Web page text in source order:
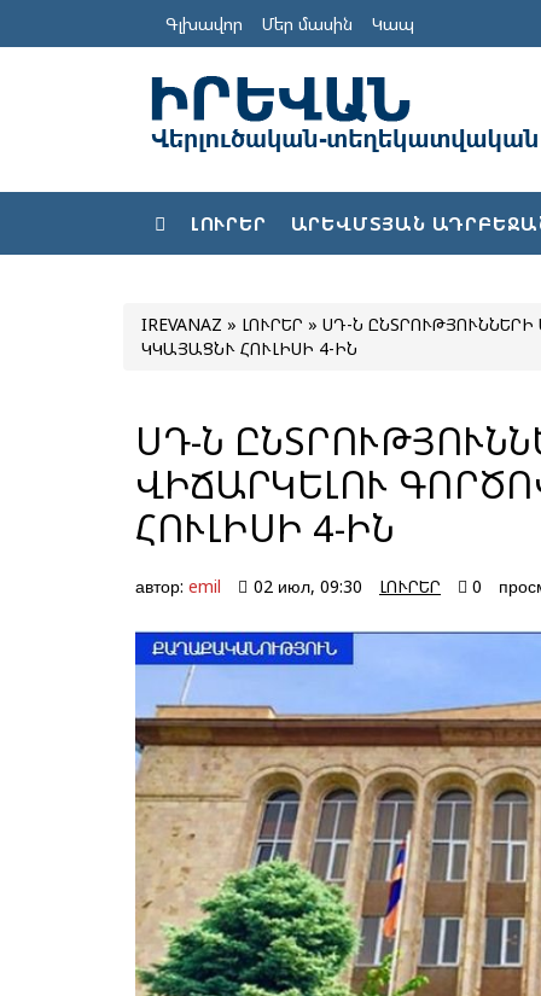
Գլխավոր Մեր մասին Կապ
ԼՈՒՐԵՐ ԱՐԵՎՄՏՅԱՆ
IREVANAZ » ԼՈՒՐԵՐ » ՍԴ-Ն
ԿԿԱՅԱՑՆՒ ՀՈՒԼԻՍԻ 4-ԻՆ
ՍԴ-Ն
ՎԻՃԱՐԿԵԼՈՒ
ՀՈՒԼԻՍԻ 4-ԻՆ
автор: emil 02 июл, 09:30 ԼՈՒՐԵՐ 0